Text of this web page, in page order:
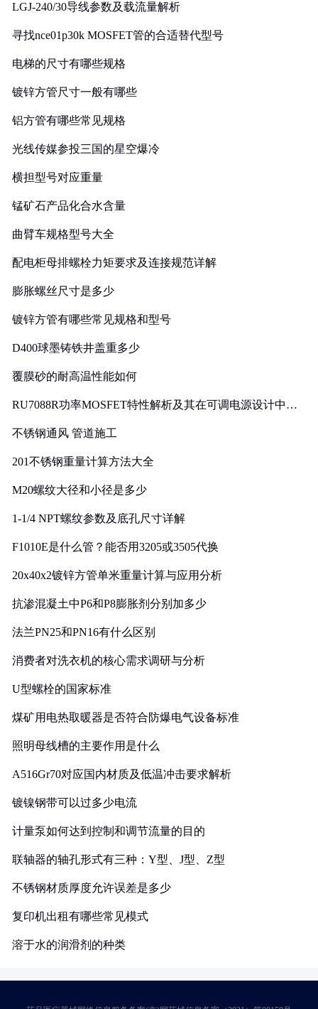
LGJ-240/30导线参数及载流量解析
寻找nce01p30k MOSFET管的合适替代型号
电梯的尺寸有哪些规格
镀锌方管尺寸一般有哪些
铝方管有哪些常见规格
光线传媒参投三国的星空爆冷
横担型号对应重量
锰矿石产品化合水含量
曲臂车规格型号大全
配电柜母排螺栓力矩要求及连接规范详解
膨胀螺丝尺寸是多少
镀锌方管有哪些常见规格和型号
D400球墨铸铁井盖重多少
覆膜砂的耐高温性能如何
RU7088R功率MOSFET特性解析及其在可调电源设计中的
不锈钢通风 管道施工
201不锈钢重量计算方法大全
M20螺纹大径和小径是多少
1-1/4 NPT螺纹参数及底孔尺寸详解
F1010E是什么管？能否用3205或3505代换
20x40x2镀锌方管单米重量计算与应用分析
抗渗混凝土中P6和P8膨胀剂分别加多少
法兰PN25和PN16有什么区别
消费者对洗衣机的核心需求调研与分析
U型螺栓的国家标准
煤矿用电热取暖器是否符合防爆电气设备标准
照明母线槽的主要作用是什么
A516Gr70对应国内材质及低温冲击要求解析
镀镍钢带可以过多少电流
计量泵如何达到控制和调节流量的目的
联轴器的轴孔形式有三种：Y型、J型、Z型
不锈钢材质厚度允许误差是多少
复印机出租有哪些常见模式
溶于水的润滑剂的种类